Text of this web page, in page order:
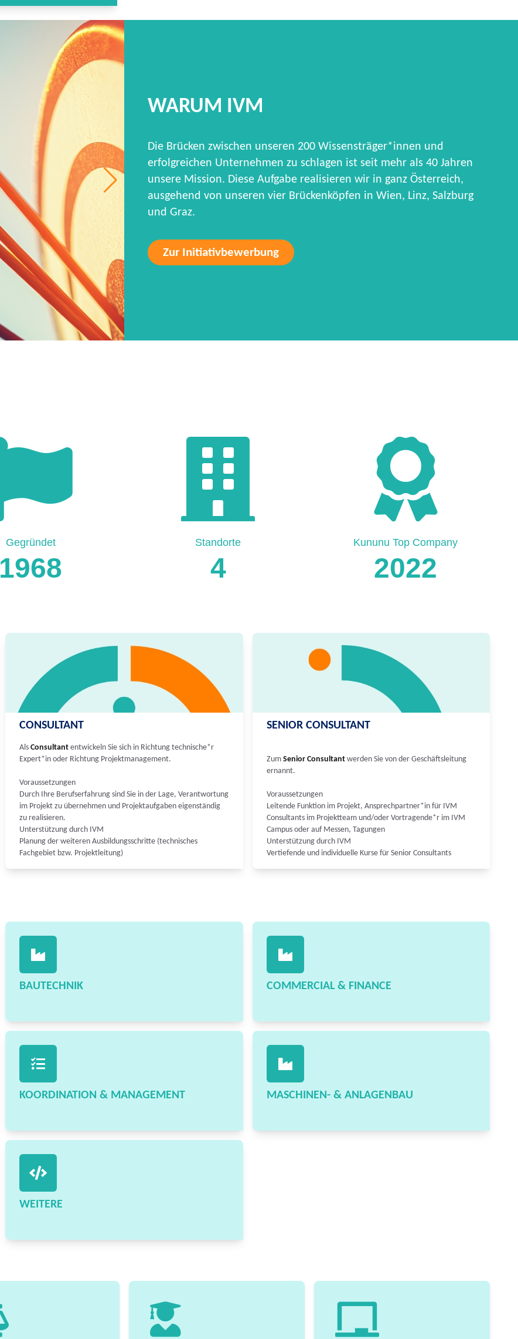
WARUM IVM
Die Brücken zwischen unseren 200 Wissensträger*innen und
erfolgreichen Unternehmen zu schlagen ist seit mehr als 40 Jahren
unsere Mission. Diese Aufgabe realisieren wir in ganz Österreich,
ausgehend von unseren vier Brückenköpfen in Wien, Linz, Salzburg
und Graz.
Zur Initiativbewerbung
1968
Gegründet
4
Standorte
2022
Kununu Top Company
CONSULTANT
AlsConsultantentwickeln Sie sich in Richtung technische*r
Expert*in oder Richtung Projektmanagement.
Voraussetzungen
Durch Ihre Berufserfahrung sind Sie in der Lage, Verantwortung
im Projekt zu übernehmen und Projektaufgaben eigenständig
zu realisieren.
Unterstützung durch IVM
Planung der weiteren Ausbildungsschritte (technisches
Fachgebiet bzw. Projektleitung)
SENIOR CONSULTANT
Zum Senior Consultant werden Sie von der Geschäftsleitung
ernannt.
Voraussetzungen
Leitende Funktion im Projekt, Ansprechpartner*in für IVM
Consultants im Projektteam und/oder Vortragende*r im IVM
Campus oder auf Messen, Tagungen
Unterstützung durch IVM
Vertiefende und individuelle Kurse für Senior Consultants
BAUTECHNIK COMMERCIAL & FINANCE
KOORDINATION & MANAGEMENT MASCHINEN- & ANLAGENBAU
WEITERE